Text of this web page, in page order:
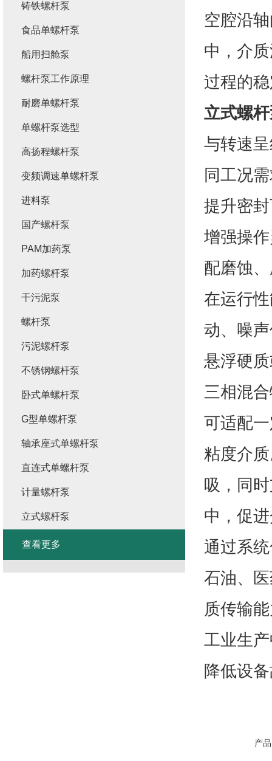
空腔沿
中，介
过程的
立式螺
与转速
同工况
提升密
增强操
配磨蚀
在运行
动、噪
悬浮硬
三相混
可适配
粘度介
吸，同
中，促
通过系
石油、
质传输
工业生
降低设
产
铸铁螺杆泵
食品单螺杆泵
船用扫舱泵
螺杆泵工作原理
耐磨单螺杆泵
单螺杆泵选型
高扬程螺杆泵
变频调速单螺杆泵
进料泵
国产螺杆泵
PAM加药泵
加药螺杆泵
干污泥泵
螺杆泵
污泥螺杆泵
不锈钢螺杆泵
卧式单螺杆泵
G型单螺杆泵
轴承座式单螺杆泵
直连式单螺杆泵
计量螺杆泵
立式螺杆泵
查看更多